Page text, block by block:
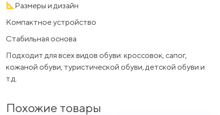
Размеры и дизайн
Компактное устройство
Стабильная основа
Подходит для всех видов обуви: кроссовок, сапог,
кожаной обуви, туристической обуви, детской обуви и
т.д.
Похожие товары